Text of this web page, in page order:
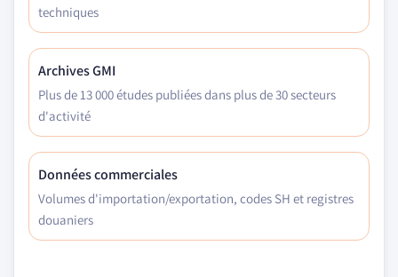
techniques
Archives GMI
Plus de 13 000 études publiées dans plus de 30 secteurs
d'activité
Données commerciales
Volumes d'importation/exportation, codes SH et registres
douaniers